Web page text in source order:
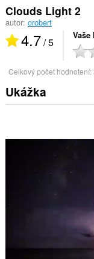
Clouds Light 2
autor: orobert
4.7/ 5 Vaše
Celkový počet hodnotení:
Ukážka